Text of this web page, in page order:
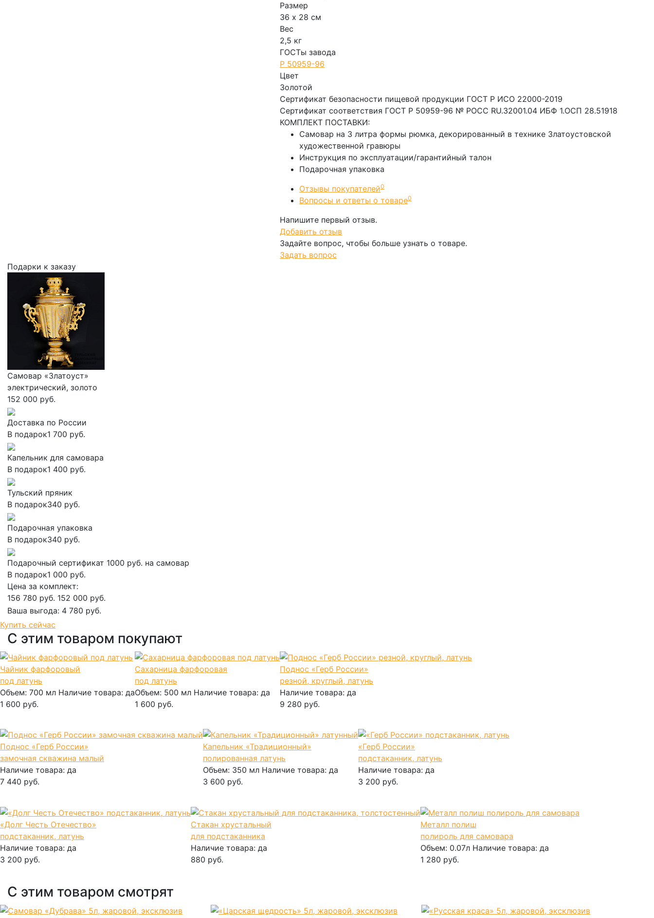
Размер
36 х 28 см
Вес
2,5 кг
ГОСТы завода
Р 50959-96
Цвет
Золотой
Сертификат безопасности пищевой продукции ГОСТ Р ИСО 22000-2019
Сертификат соответствия ГОСТ Р 50959-96 № РОСС RU.32001.04 ИБФ 1.ОСП 28.51918
КОМПЛЕКТ ПОСТАВКИ:
Самовар на 3 литра формы рюмка, декорированный в технике Златоустовской
художественной гравюры
Инструкция по эксплуатации/гарантийный талон
Подарочная упаковка
Отзывы покупателей0
Вопросы и ответы о товаре0
Напишите первый отзыв.
Добавить отзыв
Задайте вопрос, чтобы больше узнать о товаре.
Задать вопрос
Подарки к заказу
Самовар «Златоуст»
электрический, золото
152 000 руб.
Доставка по России
В подарок1 700 руб.
Капельник для самовара
В подарок1 400 руб.
Тульский пряник
В подарок340 руб.
Подарочная упаковка
В подарок340 руб.
Подарочный сертификат 1000 руб. на самовар
В подарок1 000 руб.
Цена за комплект:
156 780 руб. 152 000 руб.
Ваша выгода: 4 780 руб.
Купить сейчас
С этим товаром покупают
Чайник фарфоровый
под латунь
Объем: 700 мл Наличие товара: да
1 600 руб.
Сахарница фарфоровая
под латунь
Объем: 500 мл Наличие товара: да
1 600 руб.
Поднос «Герб России»
резной, круглый, латунь
Наличие товара: да
9 280 руб.
Поднос «Герб России»
замочная скважина малый
Наличие товара: да
7 440 руб.
Капельник «Традиционный»
полированная латунь
Объем: 350 мл Наличие товара: да
3 600 руб.
«Герб России»
подстаканник, латунь
Наличие товара: да
3 200 руб.
«Долг Честь Отечество»
подстаканник, латунь
Наличие товара: да
3 200 руб.
Стакан хрустальный
для подстаканника
Наличие товара: да
880 руб.
Металл полиш
полироль для самовара
Объем: 0.07л Наличие товара: да
1 280 руб.
С этим товаром смотрят